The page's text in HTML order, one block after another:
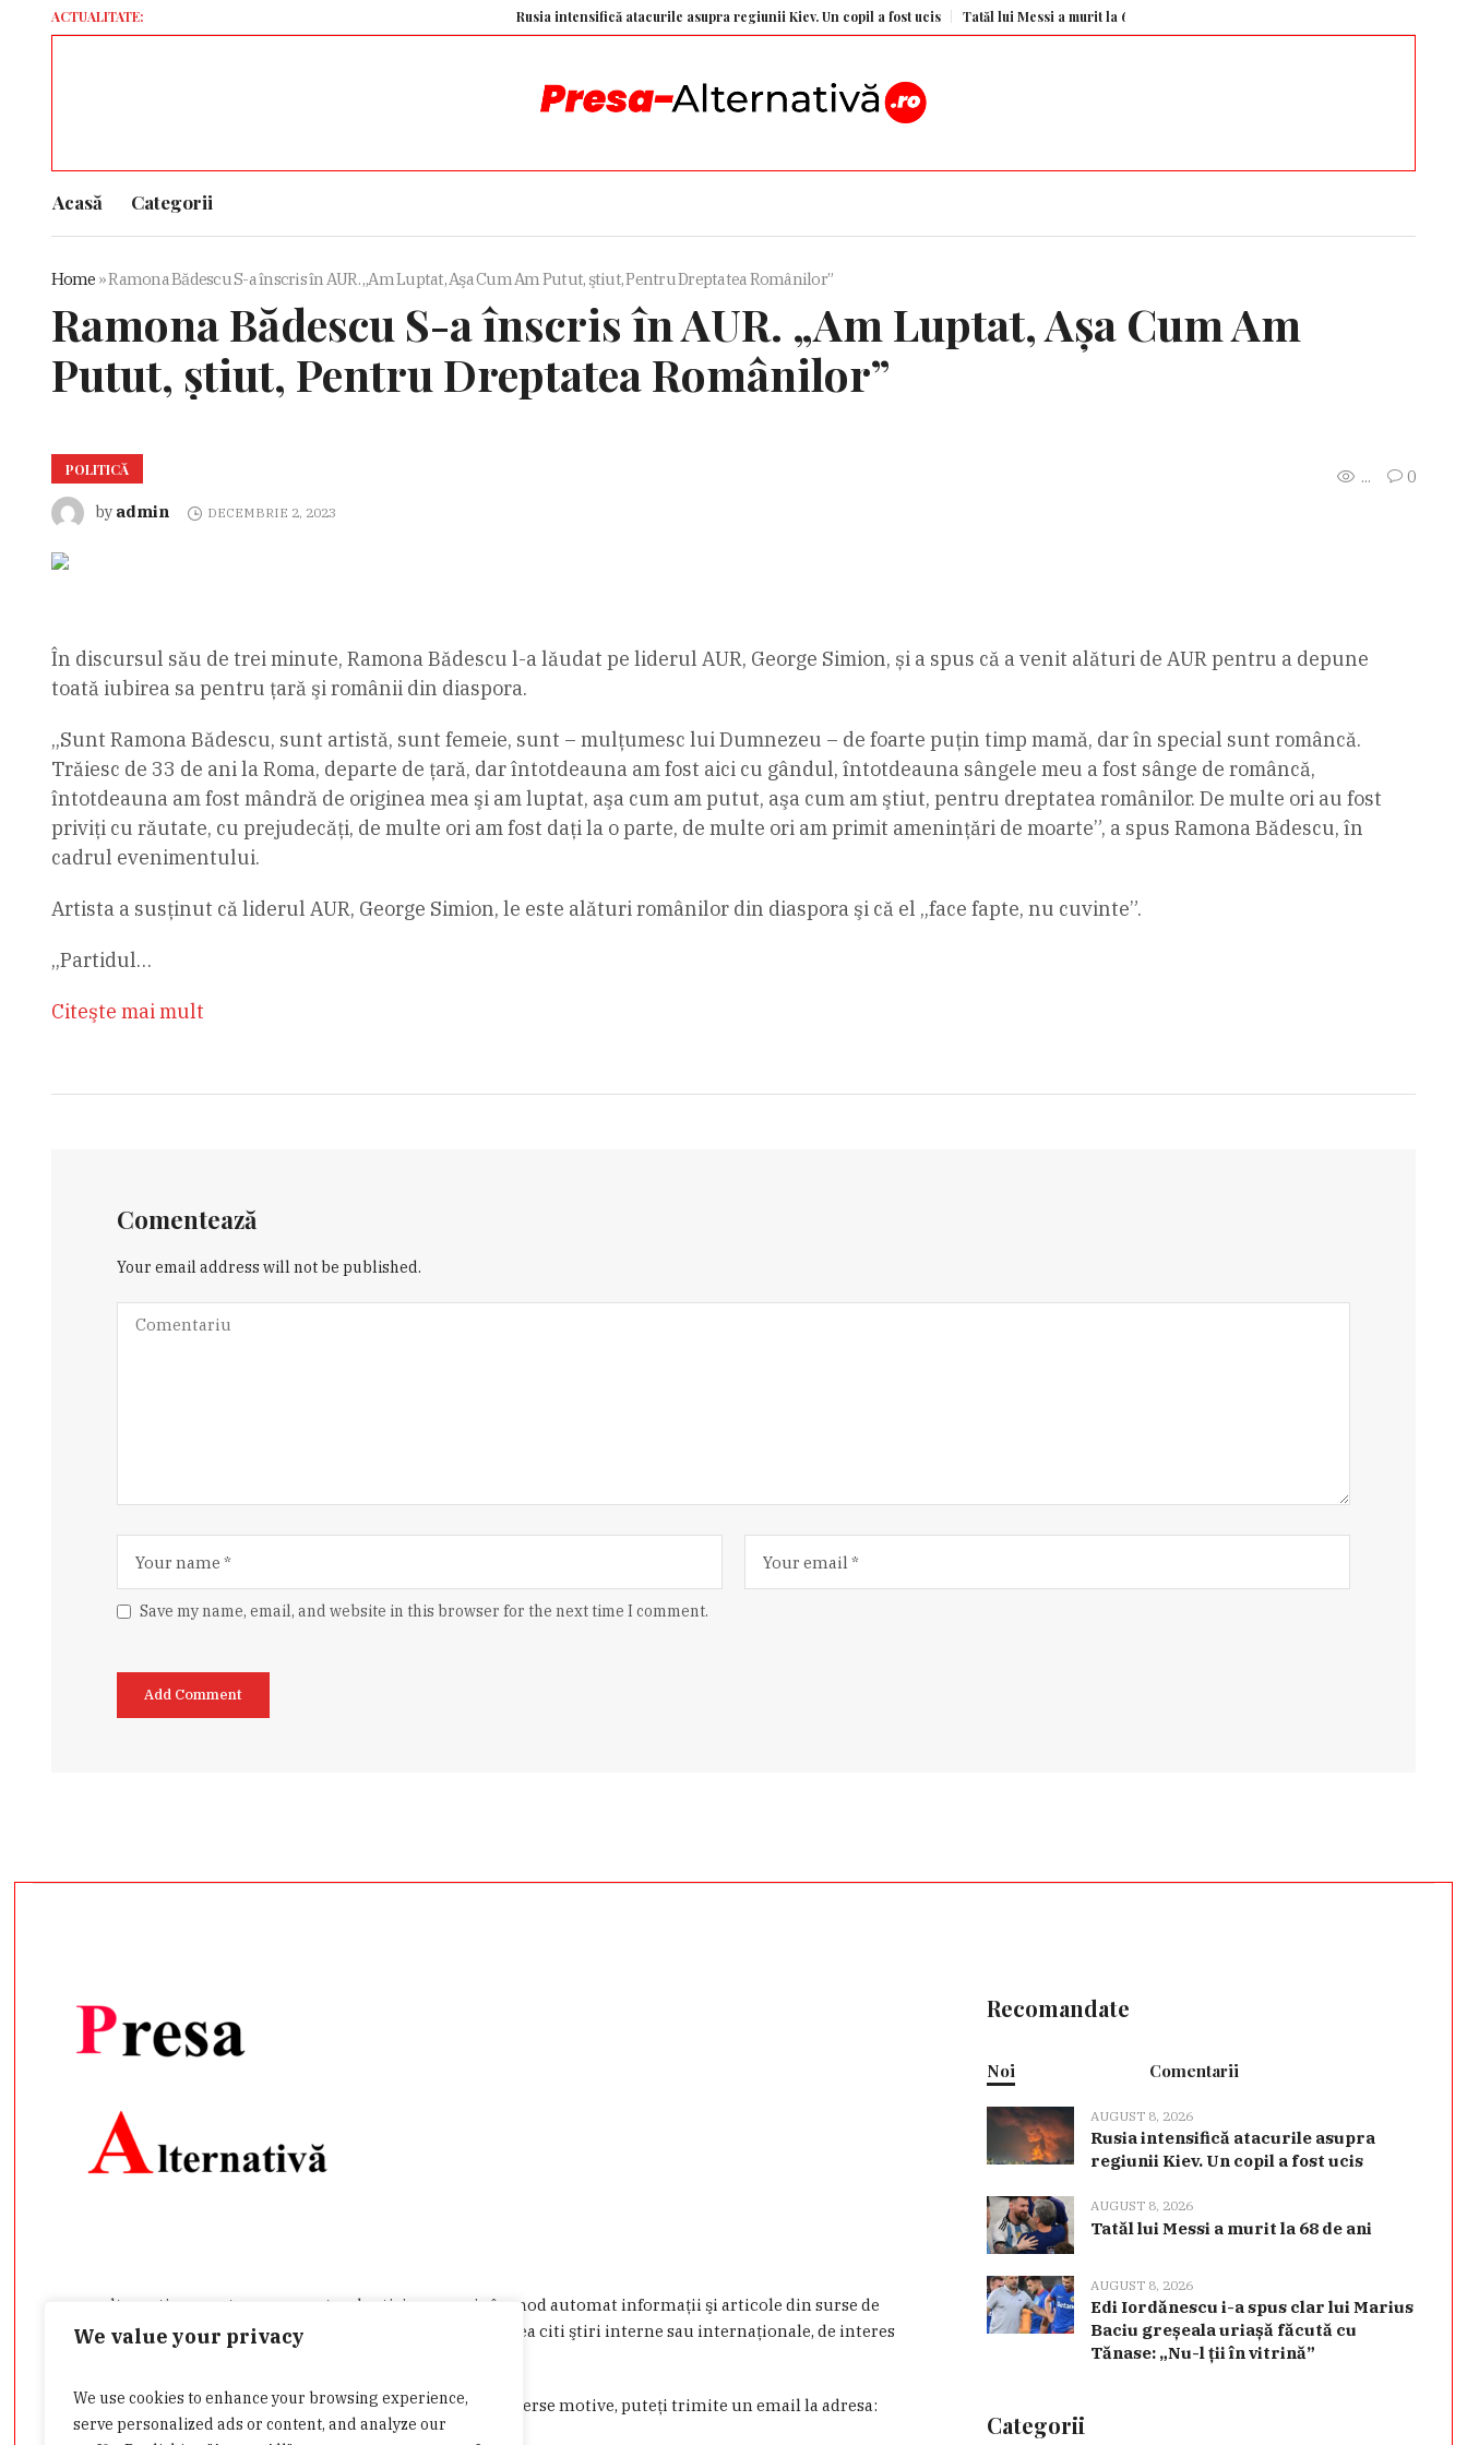
We value your privacy
We use cookies to enhance your browsing experience,
serve personalized ads or content, and analyze our
ACTUALITATE: Rusia intensifică atacurile asupra regiunii Kiev. Un copil a fost ucis Tatăl lui Messi a murit la 68 de ani
Acasă Categorii
Home »Ramona Bădescu S-a înscris în AUR. „Am Luptat, Aşa Cum Am Putut, ştiut, Pentru Dreptatea Românilor”
Ramona Bădescu S-a înscris în AUR. „Am Luptat, Aşa Cum Am
Putut, ştiut, Pentru Dreptatea Românilor”
POLITICĂ ...
0
by admin DECEMBRIE 2, 2023
În discursul său de trei minute, Ramona Bădescu l-a lăudat pe liderul AUR, George Simion, și a spus că a venit alături de AUR pentru a depune
toată iubirea sa pentru ţară şi românii din diaspora.
„Sunt Ramona Bădescu, sunt artistă, sunt femeie, sunt – mulţumesc lui Dumnezeu – de foarte puţin timp mamă, dar în special sunt româncă.
Trăiesc de 33 de ani la Roma, departe de ţară, dar întotdeauna am fost aici cu gândul, întotdeauna sângele meu a fost sânge de româncă,
întotdeauna am fost mândră de originea mea şi am luptat, aşa cum am putut, aşa cum am ştiut, pentru dreptatea românilor. De multe ori au fost
priviţi cu răutate, cu prejudecăţi, de multe ori am fost daţi la o parte, de multe ori am primit ameninţări de moarte”, a spus Ramona Bădescu, în
cadrul evenimentului.
Artista a susţinut că liderul AUR, George Simion, le este alături românilor din diaspora şi că el „face fapte, nu cuvinte”.
„Partidul…
Citeşte mai mult
Comentează
Your email address will not be published.
Save my name, email, and website in this browser for the next time I comment.
presa-alternativa.ro este un agregator de ştiri care preia în mod automat informaţii şi articole din surse de
încredere pe care le aduce în atenţia publicului. Aici veţi putea citi ştiri interne sau internaţionale, de interes
Dacă aveţi o ştire de interes sau doriţi să ne contactaţi din diverse motive, puteţi trimite un email la adresa:
admin@presa-alternativa.ro
Recomandate
Noi Comentarii
AUGUST 8, 2026
Rusia intensifică atacurile asupra
regiunii Kiev. Un copil a fost ucis
AUGUST 8, 2026
Tatăl lui Messi a murit la 68 de ani
AUGUST 8, 2026
Edi Iordănescu i-a spus clar lui Marius
Baciu greșeala uriașă făcută cu
Tănase: „Nu-l ții în vitrină”
Categorii